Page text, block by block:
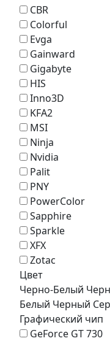
CBR
Colorful
Evga
Gainward
Gigabyte
HIS
Inno3D
KFA2
MSI
Ninja
Nvidia
Palit
PNY
PowerColor
Sapphire
Sparkle
XFX
Zotac
Цвет
Черно-Белый
Белый Черный
Графический чип
GeForce GT 730